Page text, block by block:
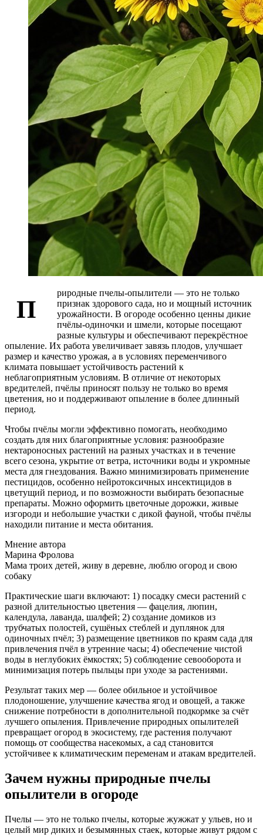
П
риродные пчелы-опылители — это не только
признак здорового сада, но и мощный источник
урожайности. В огороде особенно ценны дикие
пчёлы-одиночки и шмели, которые посещают
разные культуры и обеспечивают перекрёстное
опыление. Их работа увеличивает завязь плодов, улучшает
размер и качество урожая, а в условиях переменчивого
климата повышает устойчивость растений к
неблагоприятным условиям. В отличие от некоторых
вредителей, пчёлы приносят пользу не только во время
цветения, но и поддерживают опыление в более длинный
период.
Чтобы пчёлы могли эффективно помогать, необходимо
создать для них благоприятные условия: разнообразие
нектароносных растений на разных участках и в течение
всего сезона, укрытие от ветра, источники воды и укромные
места для гнездования. Важно минимизировать применение
пестицидов, особенно нейротоксичных инсектицидов в
цветущий период, и по возможности выбирать безопасные
препараты. Можно оформить цветочные дорожки, живые
изгороди и небольшие участки с дикой фауной, чтобы пчёлы
находили питание и места обитания.
Мнение автора
Марина Фролова
Мама троих детей, живу в деревне, люблю огород и свою
собаку
Практические шаги включают: 1) посадку смеси растений с
разной длительностью цветения — фацелия, люпин,
календула, лаванда, шалфей; 2) создание домиков из
трубчатых полостей, сушёных стеблей и дуплянок для
одиночных пчёл; 3) размещение цветников по краям сада для
привлечения пчёл в утренние часы; 4) обеспечение чистой
воды в неглубоких ёмкостях; 5) соблюдение севооборота и
минимизация потерь пыльцы при уходе за растениями.
Результат таких мер — более обильное и устойчивое
плодоношение, улучшение качества ягод и овощей, а также
снижение потребности в дополнительной подкормке за счёт
лучшего опыления. Привлечение природных опылителей
превращает огород в экосистему, где растения получают
помощь от сообщества насекомых, а сад становится
устойчивее к климатическим переменам и атакам вредителей.
Зачем нужны природные пчелы
опылители в огороде
Пчелы — это не только пчелы, которые жужжат у ульев, но и
целый мир диких и безымянных стаек, которые живут рядом с